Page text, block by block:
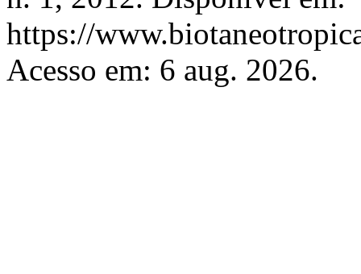
https://
Acesso em: 6 aug. 2026.